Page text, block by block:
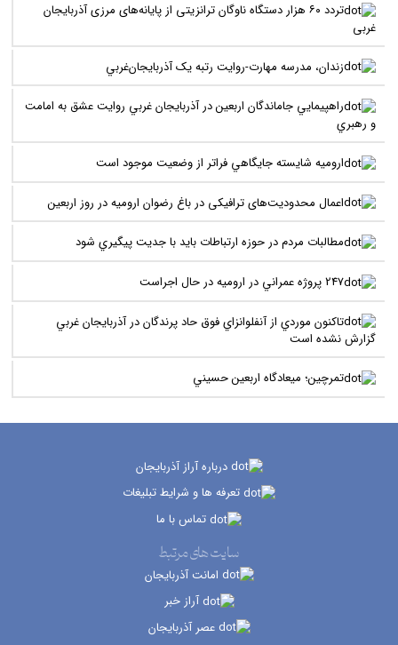
تردد ۶۰ هزار دستگاه ناوگان ترانزیتی از پایانه‌های مرزی آذربایجان
‌غربی
زندان، مدرسه مهارت-روايت رتبه يک آذربايجان‌غربي
راهپيمايي جاماندگان اربعين در آذربايجان غربي روايت عشق به امامت
و رهبري
اروميه شايسته جايگاهي فراتر از وضعيت موجود است
اعمال محدودیت‌های ترافیکی در باغ رضوان ارومیه در روز اربعین
مطالبات مردم در حوزه ارتباطات بايد با جديت پيگيري شود
247 پروژه عمراني در اروميه در حال اجراست
تاکنون موردي از آنفلوانزاي فوق حاد پرندگان در آذربايجان غربي
گزارش نشده است
تمرچين؛ ميعادگاه اربعين حسيني
درباره آراز آذربایجان
تعرفه ها و شرایط تبلیغات
تماس با ما
سایت های مرتبط
امانت آذربایجان
آراز خبر
عصر آذربایجان